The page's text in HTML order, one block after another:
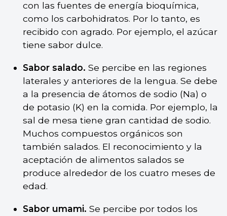
con las fuentes de energía bioquímica,
como los carbohidratos. Por lo tanto, es
recibido con agrado. Por ejemplo, el azúcar
tiene sabor dulce.
Sabor salado. Se percibe en las regiones
laterales y anteriores de la lengua. Se debe
a la presencia de átomos de sodio (Na) o
de potasio (K) en la comida. Por ejemplo, la
sal de mesa tiene gran cantidad de sodio.
Muchos compuestos orgánicos son
también salados. El reconocimiento y la
aceptación de alimentos salados se
produce alrededor de los cuatro meses de
edad.
Sabor umami. Se percibe por todos los